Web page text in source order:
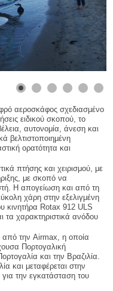
αεροσκάφος σχεδιασμένο
ειδικού σκοπού, το
αυτονομία, άνεση και
βελτιστοποιημένη
ορατότητα και
πτήσης και χειρισμού, με
με σκοπό να
Η απογείωση και από τη
χάρη στην εξελιγμένη
κινητήρα Rotax 912 ULS
τα χαρακτηριστικά ανόδου
από την Airmax, η οποία
Πορτογαλική
και την Βραζιλία.
και μεταφέρεται στην
για την εγκατάσταση του